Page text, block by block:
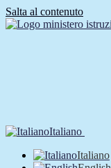
Salta al contenuto
Italiano
Italiano